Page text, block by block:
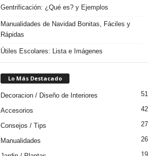
Gentrificación: ¿Qué es? y Ejemplos
Manualidades de Navidad Bonitas, Fáciles y
Rápidas
Útiles Escolares: Lista e Imágenes
Lo Más Destacado
Decoracion / Diseño de Interiores
Accesorios
Consejos / Tips
Manualidades